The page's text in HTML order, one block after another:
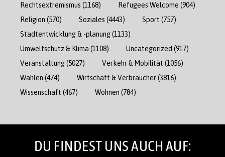
Rechtsextremismus (1168) Refugees Welcome (904)
Religion (570) Soziales (4443) Sport (757)
Stadtentwicklung & -planung(1133)
Umweltschutz & Klima (1108) Uncategorized (917)
Veranstaltung(5027) Verkehr & Mobilität (1056)
Wahlen (474) Wirtschaft & Verbraucher(3816)
Wissenschaft (467) Wohnen (784)
DU FINDEST UNS AUCH AUF: